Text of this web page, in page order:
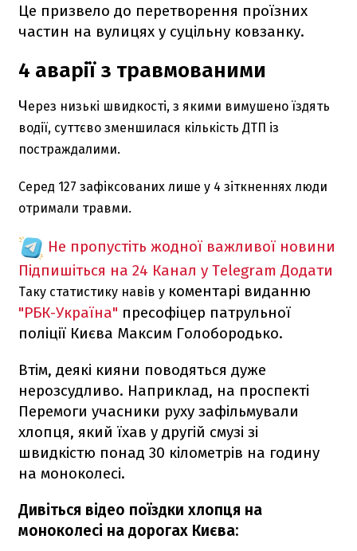
Це призвело до перетворення проїзних
частин на вулицях у суцільну ковзанку.
4 аварії з травмованими
Через низькі швидкості, з якими вимушено їздять
водії, суттєво зменшилася кількість ДТП із
постраждалими.
Серед 127 зафіксованих лише у 4 зіткненнях люди
отримали травми.
Не пропустіть жодної важливої новини
Підпишіться на 24 Канал у Telegram Додати
Таку статистику навів у коментарі виданню
"РБК-Україна" пресофіцер патрульної
поліції Києва Максим Голобородько.
Втім, деякі кияни поводяться дуже
нерозсудливо. Наприклад, на проспекті
Перемоги учасники руху зафільмували
хлопця, який їхав у другій смузі зі
швидкістю понад 30 кілометрів на годину
на моноколесі.
Дивіться відео поїздки хлопця на
моноколесі на дорогах Києва: